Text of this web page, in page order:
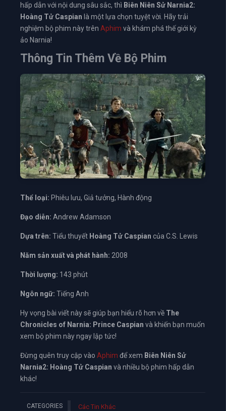
hấp dẫn với nội dung sâu sắc, thì Biên Niên Sử Narnia2:
Hoàng Tử Caspian là một lựa chọn tuyệt vời. Hãy trải
nghiệm bộ phim này trên Aphim và khám phá thế giới kỳ
ảo Narnia!
Thông Tin Thêm Về Bộ Phim
Thể loại: Phiêu lưu, Giả tưởng, Hành động
Đạo diễn: Andrew Adamson
Dựa trên: Tiểu thuyết Hoàng Tử Caspian của C.S. Lewis
Năm sản xuất và phát hành: 2008
Thời lượng: 143 phút
Ngôn ngữ: Tiếng Anh
Hy vọng bài viết này sẽ giúp bạn hiểu rõ hơn về The
Chronicles of Narnia: Prince Caspian và khiến bạn muốn
xem bộ phim này ngay lập tức!
Đừng quên truy cập vào Aphim để xem Biên Niên Sử
Narnia2: Hoàng Tử Caspian và nhiều bộ phim hấp dẫn
khác!
CATEGORIES Các Tin Khác